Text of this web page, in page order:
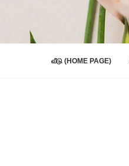
வீடு (HOME PAGE)